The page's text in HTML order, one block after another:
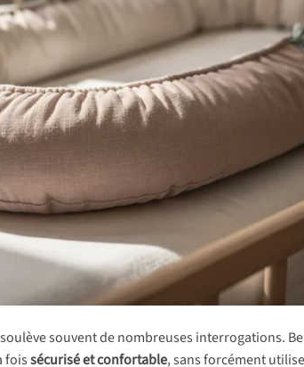
souvent de nombreuses interrogations.
foissécurisé et confortable, sans forcément